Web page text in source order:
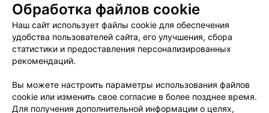
Пользовательское соглашение
Способы оплаты
Вакансии
Партнеры
Написать руководителю 103.by
Обработка персональных данных
Обработка файлов cookie
Наш сайт использует файлы cookie для обеспечения
удобства пользователей сайта, его улучшения, сбора
статистики и предоставления персонализированных
рекомендаций.
Вы можете настроить параметры использования файлов
cookie или изменить свое согласие в более позднее время.
Для получения дополнительной информации о целях,